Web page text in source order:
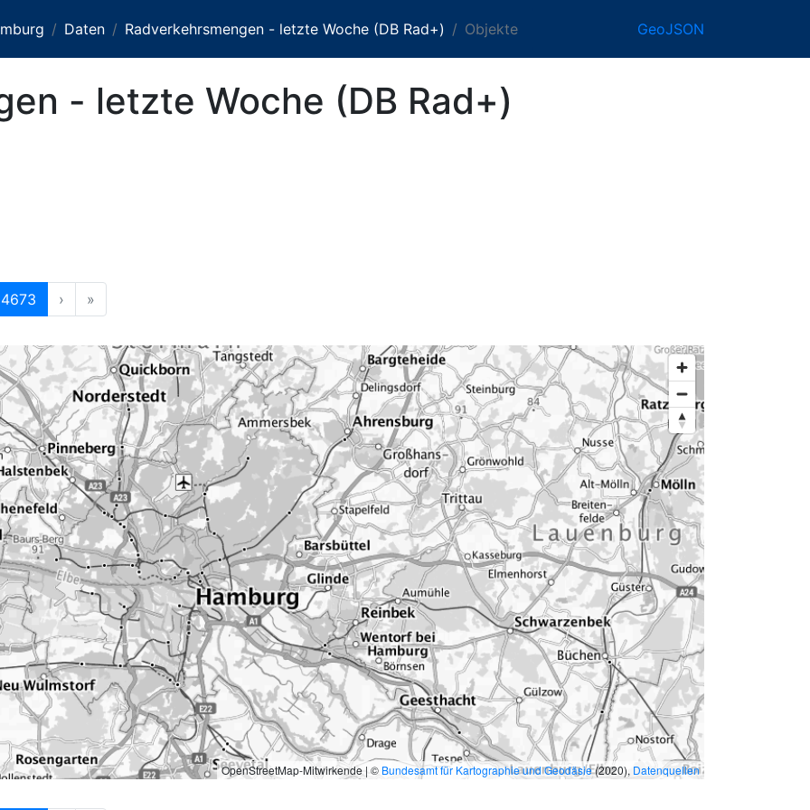
Daten Radverkehrsmengen - letzte Woche (DB Rad+) Objekte GeoJSON
- letzte Woche (DB Rad+)
4673 › »
OpenStreetMap-Mitwirkende | © Bundesamt für Kartographie und Geodäsie(2020), Datenquellen